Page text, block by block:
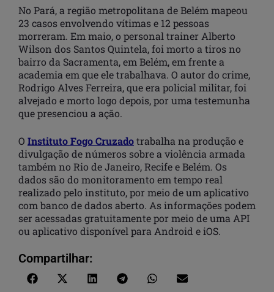
No Pará, a região metropolitana de Belém mapeou
23 casos envolvendo vítimas e 12 pessoas
morreram. Em maio, o personal trainer Alberto
Wilson dos Santos Quintela, foi morto a tiros no
bairro da Sacramenta, em Belém, em frente a
academia em que ele trabalhava. O autor do crime,
Rodrigo Alves Ferreira, que era policial militar, foi
alvejado e morto logo depois, por uma testemunha
que presenciou a ação.
O Instituto Fogo Cruzadotrabalha na produção e
divulgação de números sobre a violência armada
também no Rio de Janeiro, Recife e Belém. Os
dados são do monitoramento em tempo real
realizado pelo instituto, por meio de um aplicativo
com banco de dados aberto. As informações podem
ser acessadas gratuitamente por meio de uma API
ou aplicativo disponível para Android e iOS.
Compartilhar: